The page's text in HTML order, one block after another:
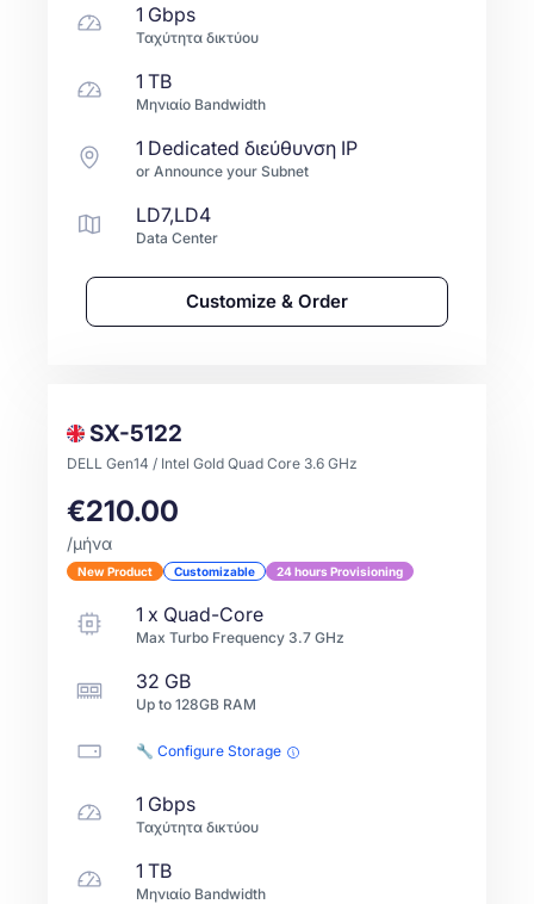
1 Gbps
Ταχύτητα δικτύου
1 TB
Μηνιαίο Bandwidth
1 Dedicated διεύθυνση IP
or Announce your Subnet
LD7,LD4
Data Center
Customize & Order
SX-5122
DELL Gen14 / Intel Gold Quad Core 3.6 GHz
€210.00
/μήνα
New Product Customizable 24 hours Provisioning
1 x Quad-Core
Max Turbo Frequency 3.7 GHz
32 GB
Up to 128GB RAM
🔧 Configure Storage
1 Gbps
Ταχύτητα δικτύου
1 TB
Μηνιαίο Bandwidth